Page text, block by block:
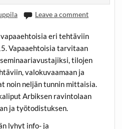
Leave a comment
eri tehtäviin
Vapaaehtoisia tarvitaan
tilojen
valokuvaamaan ja
noin neljän tunnin mittaisia.
Arbiksen ravintolaan
ja työtodistuksen.
lyhyt info- ja